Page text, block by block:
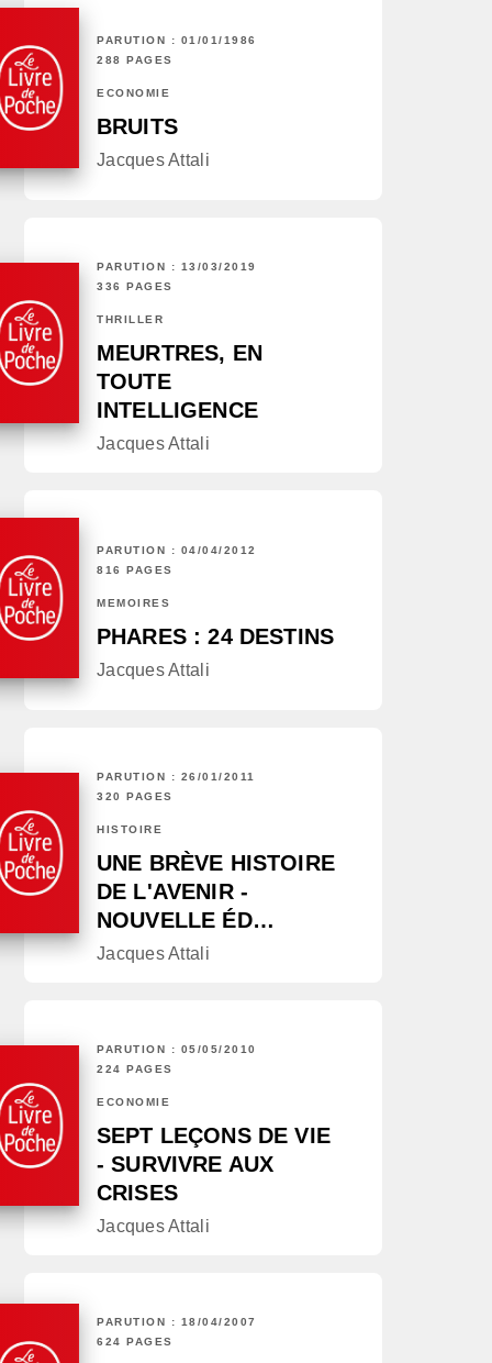
PARUTION : 01/01/1986
288 PAGES
ECONOMIE
BRUITS
Jacques Attali
PARUTION : 13/03/2019
336 PAGES
THRILLER
MEURTRES, EN
TOUTE
INTELLIGENCE
Jacques Attali
PARUTION : 04/04/2012
816 PAGES
MÉMOIRES
PHARES : 24 DESTINS
Jacques Attali
PARUTION : 26/01/2011
320 PAGES
HISTOIRE
UNE BRÈVE HISTOIRE
DE L'AVENIR -
NOUVELLE ÉD…
Jacques Attali
PARUTION : 05/05/2010
224 PAGES
ECONOMIE
SEPT LEÇONS DE VIE
- SURVIVRE AUX
CRISES
Jacques Attali
PARUTION : 18/04/2007
624 PAGES